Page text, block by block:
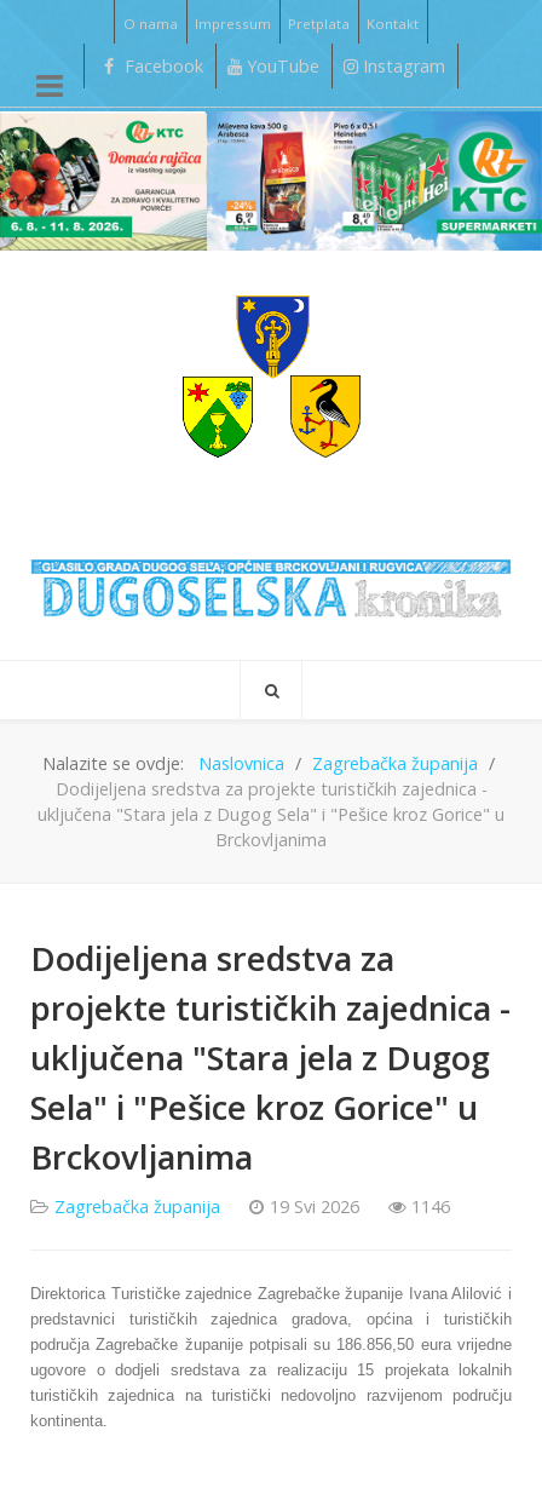
O nama Impressum Pretplata Kontakt
Facebook YouTube Instagram
Nalazite se ovdje: Naslovnica
Zagrebačka županija
Dodijeljena sredstva za projekte turističkih zajednica -
uključena "Stara jela z Dugog Sela" i "Pešice kroz Gorice" u
Brckovljanima
Dodijeljena sredstva za
projekte turističkih zajednica -
uključena "Stara jela z Dugog
Sela" i "Pešice kroz Gorice" u
Brckovljanima
Zagrebačka županija 19 Svi 2026 1146
Direktorica Turističke zajednice Zagrebačke županije Ivana Alilović i
predstavnici turističkih zajednica gradova, općina i turističkih
područja Zagrebačke županije potpisali su 186.856,50 eura vrijedne
ugovore o dodjeli sredstava za realizaciju 15 projekata lokalnih
turističkih zajednica na turistički nedovoljno razvijenom području
kontinenta.